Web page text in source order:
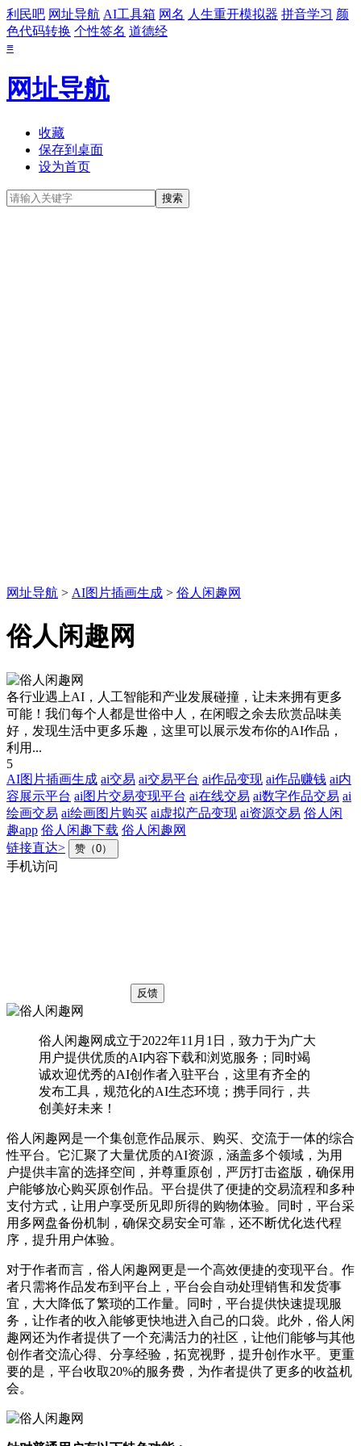
利民吧 网址导航 AI工具箱 网名 人生重开模拟器 拼音学习 颜
色代码转换 个性签名 道德经
≡
网址导航
收藏
保存到桌面
设为首页
网址导航 > AI图片插画生成 > 俗人闲趣网
俗人闲趣网
各行业遇上AI，人工智能和产业发展碰撞，让未来拥有更多
可能！我们每个人都是世俗中人，在闲暇之余去欣赏品味美
好，发现生活中更多乐趣，这里可以展示发布你的AI作品，
利用...
5
AI图片插画生成 ai交易 ai交易平台 ai作品变现 ai作品赚钱 ai内
容展示平台 ai图片交易变现平台 ai在线交易 ai数字作品交易 ai
绘画交易 ai绘画图片购买 ai虚拟产品变现 ai资源交易 俗人闲
趣app 俗人闲趣下载 俗人闲趣网
链接直达>
赞（0）
手机访问
反馈
俗人闲趣网成立于2022年11月1日，致力于为广大
用户提供优质的AI内容下载和浏览服务；同时竭
诚欢迎优秀的AI创作者入驻平台，这里有齐全的
发布工具，规范化的AI生态环境；携手同行，共
创美好未来！
俗人闲趣网是一个集创意作品展示、购买、交流于一体的综合
性平台。它汇聚了大量优质的AI资源，涵盖多个领域，为用
户提供丰富的选择空间，并尊重原创，严厉打击盗版，确保用
户能够放心购买原创作品。平台提供了便捷的交易流程和多种
支付方式，让用户享受所见即所得的购物体验。同时，平台采
用多网盘备份机制，确保交易安全可靠，还不断优化迭代程
序，提升用户体验。
对于作者而言，俗人闲趣网更是一个高效便捷的变现平台。作
者只需将作品发布到平台上，平台会自动处理销售和发货事
宜，大大降低了繁琐的工作量。同时，平台提供快速提现服
务，让作者的收入能够更快地进入自己的口袋。此外，俗人闲
趣网还为作者提供了一个充满活力的社区，让他们能够与其他
创作者交流心得、分享经验，拓宽视野，提升创作水平。更重
要的是，平台收取20%的服务费，为作者提供了更多的收益机
会。